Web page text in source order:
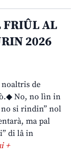
FRIÛL AL
2026
noaltris de
No, no lìn in
si rindin” nol
ma pal
di lâ in
+